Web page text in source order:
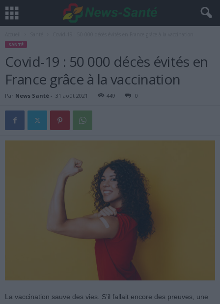
SANTÉ
Covid-19 : 50 000 décès évités en
France grâce à la vaccination
Par News Santé - 31 août 2021 449 0
La vaccination sauve des vies. S’il fallait encore des preuves, une